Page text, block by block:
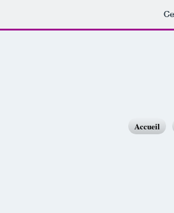
Accueil